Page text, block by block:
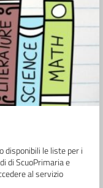
disponibili le liste per i
di ScuoPrimaria e
al servizio